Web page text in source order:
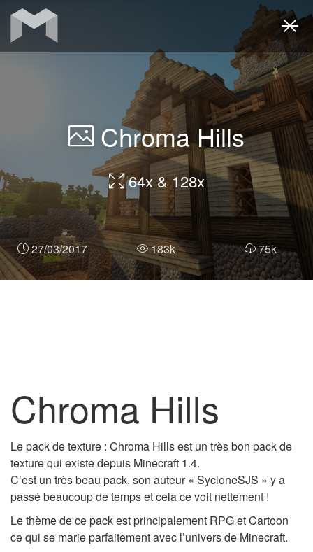
Chroma Hills
64x & 128x
27/03/2017 183k 75k
Chroma Hills
Le pack de texture : Chroma Hills est un très bon pack de
texture qui existe depuis Minecraft 1.4.
C’est un très beau pack, son auteur « SycloneSJS » y a
passé beaucoup de temps et cela ce voit nettement !
Le thème de ce pack est principalement RPG et Cartoon
ce qui se marie parfaitement avec l’univers de Minecraft.